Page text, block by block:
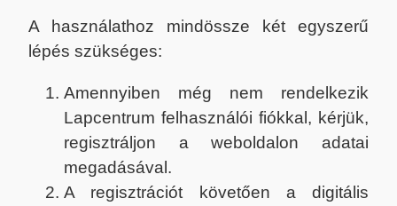
A használathoz mindössze két egyszerű
lépés szükséges:
Amennyiben még nem rendelkezik
Lapcentrum felhasználói fiókkal, kérjük,
regisztráljon a weboldalon adatai
megadásával.
A regisztrációt követően a digitális